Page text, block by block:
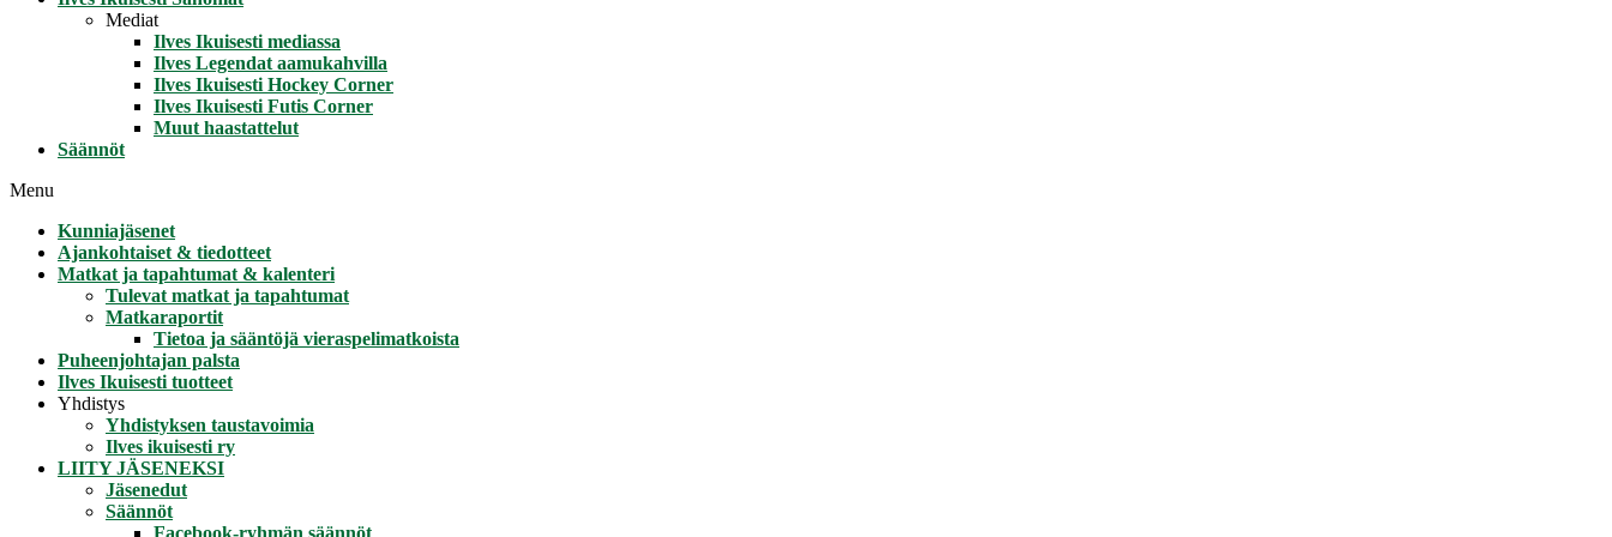
Mediat
Ilves Ikuisesti mediassa
Ilves Legendat aamukahvilla
Ilves Ikuisesti Hockey Corner
Ilves Ikuisesti Futis Corner
Muut haastattelut
Säännöt
Menu
Kunniajäsenet
Ajankohtaiset & tiedotteet
Matkat ja tapahtumat & kalenteri
Tulevat matkat ja tapahtumat
Matkaraportit
Tietoa ja sääntöjä vieraspelimatkoista
Puheenjohtajan palsta
Ilves Ikuisesti tuotteet
Yhdistys
Yhdistyksen taustavoimia
Ilves ikuisesti ry
LIITY JÄSENEKSI
Jäsenedut
Säännöt
Facebook-ryhmän säännöt